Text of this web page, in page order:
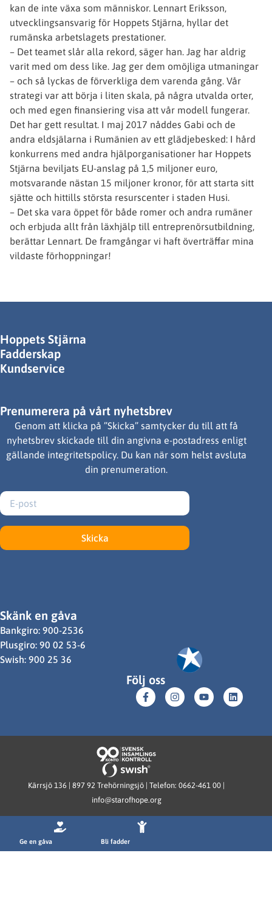
kan de inte växa som människor. Lennart Eriksson,
utvecklingsansvarig för Hoppets Stjärna, hyllar det
rumänska arbetslagets prestationer.
– Det teamet slår alla rekord, säger han. Jag har aldrig
varit med om dess like. Jag ger dem omöjliga utmaningar
– och så lyckas de förverkliga dem varenda gång. Vår
strategi var att börja i liten skala, på några utvalda orter,
och med egen finansiering visa att vår modell fungerar.
Det har gett resultat. I maj 2017 nåddes Gabi och de
andra eldsjälarna i Rumänien av ett glädjebesked: I hård
konkurrens med andra hjälporganisationer har Hoppets
Stjärna beviljats EU-anslag på 1,5 miljoner euro,
motsvarande nästan 15 miljoner kronor, för att starta sitt
sjätte och hittills största resurscenter i staden Husi.
– Det ska vara öppet för både romer och andra rumäner
och erbjuda allt från läxhjälp till entreprenörsutbildning,
berättar Lennart. De framgångar vi haft överträffar mina
vildaste förhoppningar!
Hoppets Stjärna
Fadderskap
Kundservice
Prenumerera på vårt nyhetsbrev
Genom att klicka på ”Skicka” samtycker du till att få
nyhetsbrev skickade till din angivna e-postadress enligt
gällande integritetspolicy. Du kan när som helst avsluta
din prenumeration.
Skicka
Skänk en gåva
Bankgiro: 900-2536
Plusgiro: 90 02 53-6
Swish: 900 25 36
Följ oss
Kärrsjö 136 | 897 92 Trehörningsjö | Telefon: 0662-461 00 |
info@starofhope.org
Ge en gåva Bli fadder